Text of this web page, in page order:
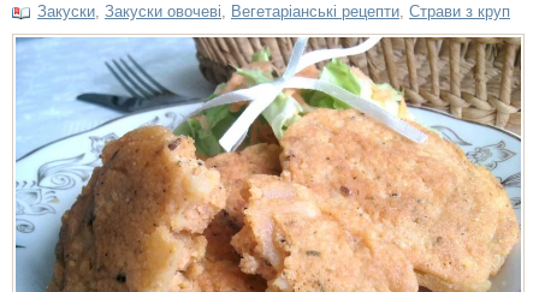
Закуски Закуски овочеві Вегетаріанські рецепти Страви з круп